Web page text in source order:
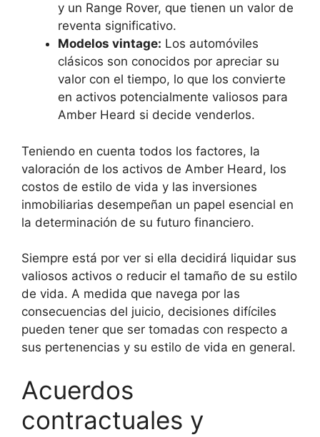
y un Range Rover, que tienen un valor de
reventa significativo.
Modelos vintage: Los automóviles
clásicos son conocidos por apreciar su
valor con el tiempo, lo que los convierte
en activos potencialmente valiosos para
Amber Heard si decide venderlos.
Teniendo en cuenta todos los factores, la
valoración de los activos de Amber Heard, los
costos de estilo de vida y las inversiones
inmobiliarias desempeñan un papel esencial en
la determinación de su futuro financiero.
Siempre está por ver si ella decidirá liquidar sus
valiosos activos o reducir el tamaño de su estilo
de vida. A medida que navega por las
consecuencias del juicio, decisiones difíciles
pueden tener que ser tomadas con respecto a
sus pertenencias y su estilo de vida en general.
Acuerdos
contractuales y